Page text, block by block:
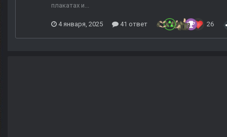
плакатах и...
4 января, 2025 41 ответ 26